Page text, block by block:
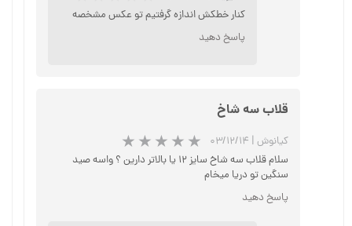
کنار خطکش اندازه گرفتیم تو عکس مشخصه
پاسخ دهید
قلاب سه شاخ
کیانوش | ۰۳/۱۲/۱۴
سلام قلاب سه شاخ سایز ۱۲ یا بالاتر دارین ؟ واسه صید
سنگین تو دریا میخام
پاسخ دهید